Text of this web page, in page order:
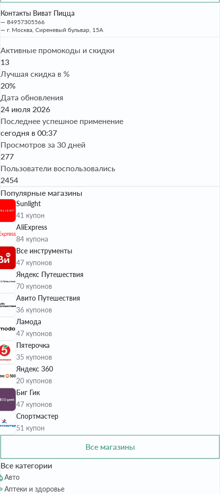
Контакты Виват Пицца
84957305566
г. Москва, Сиреневый бульвар, 15А
Активные промокоды и скидки
13
Лучшая скидка в %
20%
Дата обновления
24 июля 2026
Последнее успешное применение
сегодня в 00:37
Просмотров за 30 дней
277
Пользователи воспользовались
2454
Популярные магазины
Sunlight
41 купон
AliExpress
84 купона
Все инструменты
47 купонов
Яндекс Путешествия
70 купонов
Авито Путешествия
36 купонов
Ламода
47 купонов
Пятерочка
35 купонов
Яндекс 360
20 купонов
Биг Гик
47 купонов
Спортмастер
51 купон
Все магазины
Все категории
Авто
Аптеки и здоровье